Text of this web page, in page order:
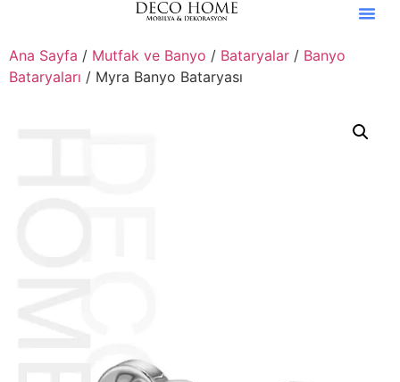
Ana Sayfa / Mutfak ve Banyo / Bataryalar / Banyo
Bataryaları / Myra Banyo Bataryası